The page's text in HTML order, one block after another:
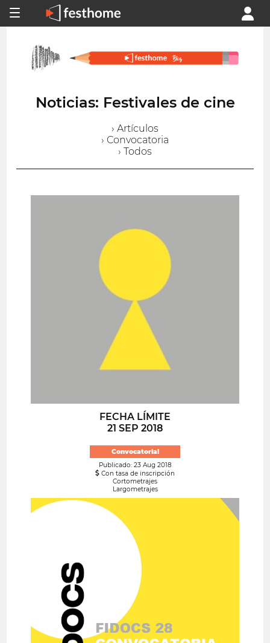
Noticias: Festivales de cine
› Artículos
› Convocatoria
› Todos
FECHA LÍMITE
21 SEP 2018
Convocatoria!
Publicado: 23 Aug 2018
Con tasa de inscripción
Cortometrajes
Largometrajes